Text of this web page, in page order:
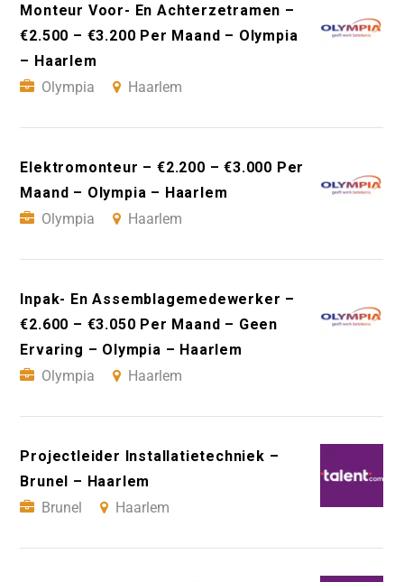
Monteur Voor- En Achterzetramen –
€2.500 – €3.200 Per Maand – Olympia
– Haarlem
Olympia
Haarlem
Elektromonteur – €2.200 – €3.000 Per
Maand – Olympia – Haarlem
Olympia
Haarlem
Inpak- En Assemblagemedewerker –
€2.600 – €3.050 Per Maand – Geen
Ervaring – Olympia – Haarlem
Olympia
Haarlem
Projectleider Installatietechniek –
Brunel – Haarlem
Brunel
Haarlem